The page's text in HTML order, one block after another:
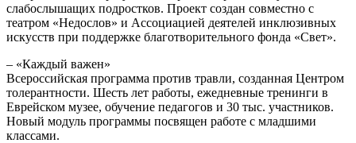
слабослышащих подростков. Проект создан совместно с
театром «Недослов» и Ассоциацией деятелей инклюзивных
искусств при поддержке благотворительного фонда «Свет».
– «Каждый важен»
Всероссийская программа против травли, созданная Центром
толерантности. Шесть лет работы, ежедневные тренинги в
Еврейском музее, обучение педагогов и 30 тыс. участников.
Новый модуль программы посвящен работе с младшими
классами.